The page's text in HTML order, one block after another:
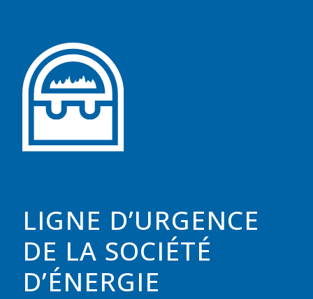
LIGNE D’URGENCE
DE LA SOCIÉTÉ
D’ÉNERGIE